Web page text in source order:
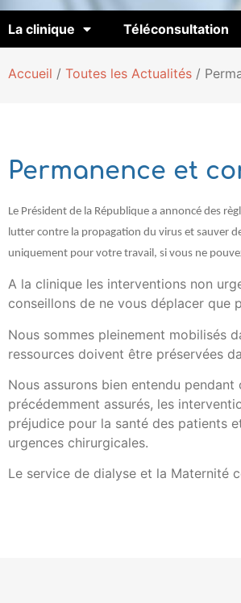
La clinique Téléconsultation
Accueil / Toutes les Actualités /
Permanence et
Le Président de la République a annoncé des
lutter contre la propagation du virus et sauver
uniquement pour votre travail, si vous ne
A la clinique les interventions non
conseillons de ne vous déplacer que
Nous sommes pleinement mobilisés
ressources doivent être préservées
Nous assurons bien entendu
précédemment assurés, les
préjudice pour la santé des patients
urgences chirurgicales.
Le service de dialyse et la Maternité